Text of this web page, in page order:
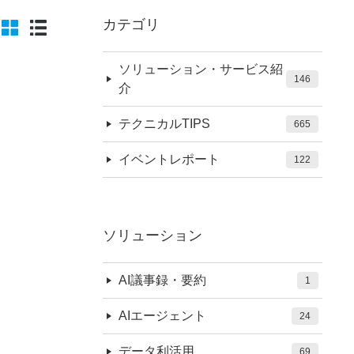
カテゴリ
ソリューション・サービス紹
介
146
テクニカルTIPS 665
イベントレポート 122
ソリューション
AI議事録・要約 1
AIエージェント 24